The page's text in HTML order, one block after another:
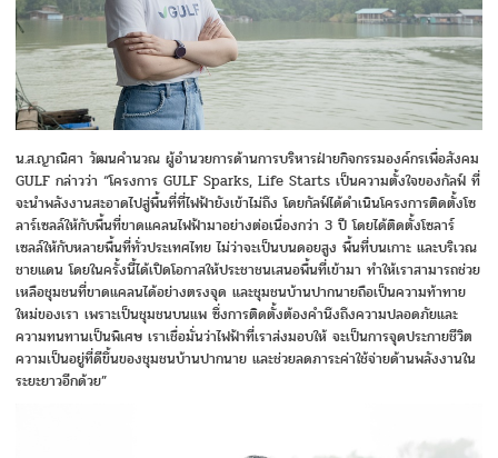
น.ส.ญาณิศา วัฒนคำนวณ ผู้อำนวยการด้านการบริหารฝ่ายกิจกรรมองค์กรเพื่อสังคม
GULF กล่าวว่า “โครงการ GULF Sparks, Life Starts เป็นความตั้งใจของกัลฟ์ ที่
จะนำพลังงานสะอาดไปสู่พื้นที่ที่ไฟฟ้ายังเข้าไม่ถึง โดยกัลฟ์ได้ดำเนินโครงการติดตั้งโซ
ลาร์เซลล์ให้กับพื้นที่ขาดแคลนไฟฟ้ามาอย่างต่อเนื่องกว่า 3 ปี โดยได้ติดตั้งโซลาร์
เซลล์ให้กับหลายพื้นที่ทั่วประเทศไทย ไม่ว่าจะเป็นบนดอยสูง พื้นที่บนเกาะ และบริเวณ
ชายแดน โดยในครั้งนี้ได้เปิดโอกาสให้ประชาชนเสนอพื้นที่เข้ามา ทำให้เราสามารถช่วย
เหลือชุมชนที่ขาดแคลนได้อย่างตรงจุด และชุมชนบ้านปากนายถือเป็นความท้าทาย
ใหม่ของเรา เพราะเป็นชุมชนบนแพ ซึ่งการติดตั้งต้องคำนึงถึงความปลอดภัยและ
ความทนทานเป็นพิเศษ เราเชื่อมั่นว่าไฟฟ้าที่เราส่งมอบให้ จะเป็นการจุดประกายชีวิต
ความเป็นอยู่ที่ดีขึ้นของชุมชนบ้านปากนาย และช่วยลดภาระค่าใช้จ่ายด้านพลังงานใน
ระยะยาวอีกด้วย”